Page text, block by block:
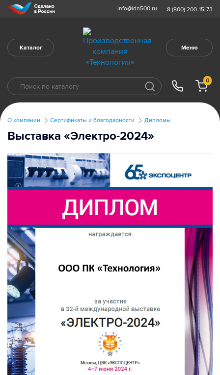
info@idn500.ru 8 (800) 200-15-73
Каталог Меню
0
О компании Сертификаты и благодарности Дипломы
Выставка «Электро-2024»